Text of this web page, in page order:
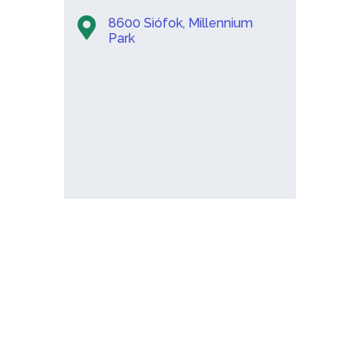
8600 Siófok, Millennium
Park